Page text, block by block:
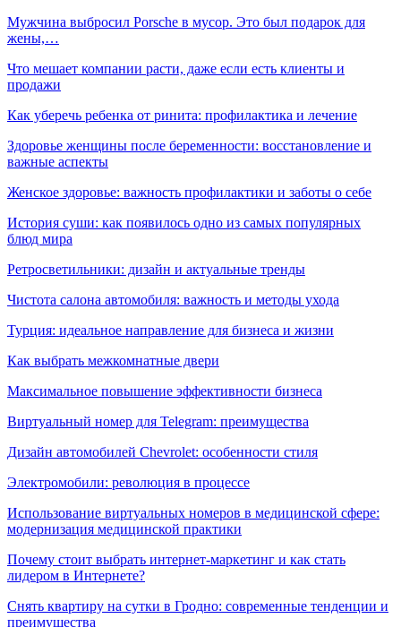
Мужчина выбросил Porsche в мусор. Это был подарок для
жены,…
Что мешает компании расти, даже если есть клиенты и
продажи
Как уберечь ребенка от ринита: профилактика и лечение
Здоровье женщины после беременности: восстановление и
важные аспекты
Женское здоровье: важность профилактики и заботы о себе
История суши: как появилось одно из самых популярных
блюд мира
Ретросветильники: дизайн и актуальные тренды
Чистота салона автомобиля: важность и методы ухода
Турция: идеальное направление для бизнеса и жизни
Как выбрать межкомнатные двери
Максимальное повышение эффективности бизнеса
Виртуальный номер для Telegram: преимущества
Дизайн автомобилей Chevrolet: особенности стиля
Электромобили: революция в процессе
Использование виртуальных номеров в медицинской сфере:
модернизация медицинской практики
Почему стоит выбрать интернет-маркетинг и как стать
лидером в Интернете?
Снять квартиру на сутки в Гродно: современные тенденции и
преимущества